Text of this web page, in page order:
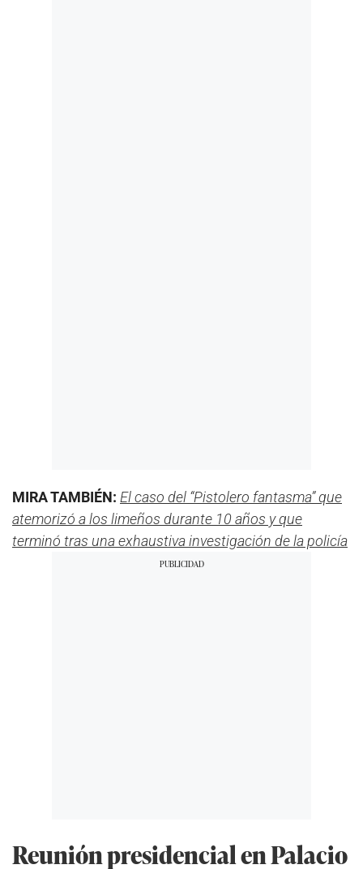
MIRA TAMBIÉN: El caso del “Pistolero fantasma” que
atemorizó a los limeños durante 10 años y que
terminó tras una exhaustiva investigación de la policía
Reunión presidencial en Palacio